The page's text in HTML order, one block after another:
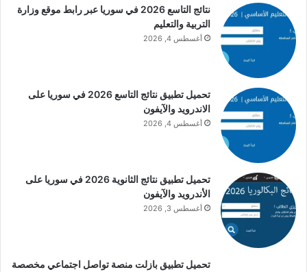
نتائج التاسع 2026 في سوريا عبر رابط موقع وزارة
التربية والتعليم
أغسطس 4, 2026
تحميل تطبيق نتائج التاسع 2026 في سوريا على
الاندرويد والآيفون
أغسطس 4, 2026
تحميل تطبيق نتائج الثانوية 2026 في سوريا على
الأندرويد والآيفون
أغسطس 3, 2026
تحميل تطبيق بازلت منصة تواصل اجتماعي مخصصة